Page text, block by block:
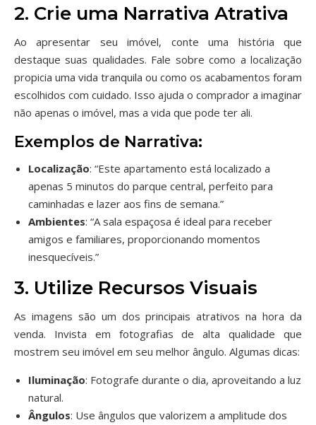
2. Crie uma Narrativa Atrativa
Ao apresentar seu imóvel, conte uma história que
destaque suas qualidades. Fale sobre como a localização
propicia uma vida tranquila ou como os acabamentos foram
escolhidos com cuidado. Isso ajuda o comprador a imaginar
não apenas o imóvel, mas a vida que pode ter ali.
Exemplos de Narrativa:
Localização: “Este apartamento está localizado a
apenas 5 minutos do parque central, perfeito para
caminhadas e lazer aos fins de semana.”
Ambientes: “A sala espaçosa é ideal para receber
amigos e familiares, proporcionando momentos
inesquecíveis.”
3. Utilize Recursos Visuais
As imagens são um dos principais atrativos na hora da
venda. Invista em fotografias de alta qualidade que
mostrem seu imóvel em seu melhor ângulo. Algumas dicas:
Iluminação: Fotografe durante o dia, aproveitando a luz
natural.
Ângulos: Use ângulos que valorizem a amplitude dos